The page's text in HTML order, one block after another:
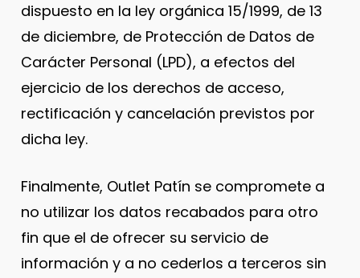
dispuesto en la ley orgánica 15/1999, de 13
de diciembre, de Protección de Datos de
Carácter Personal (LPD), a efectos del
ejercicio de los derechos de acceso,
rectificación y cancelación previstos por
dicha ley.
Finalmente, Outlet Patín se compromete a
no utilizar los datos recabados para otro
fin que el de ofrecer su servicio de
información y a no cederlos a terceros sin